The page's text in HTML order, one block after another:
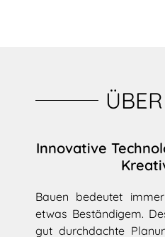
Innovative
Bauen bedeutet
etwas Beständigem.
gut durchdachte